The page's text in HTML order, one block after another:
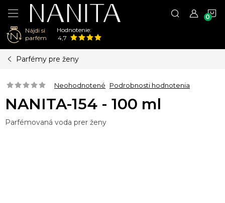
Nájdi si
parfém
Hodnotenie:
4,7
Parfémy pre ženy
Neohodnotené Podrobnosti hodnotenia
NANITA-154 - 100 ml
Parfémovaná voda prer ženy